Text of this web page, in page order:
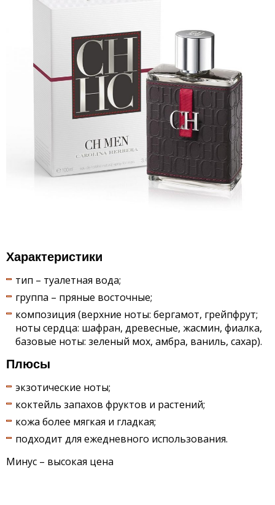
Характеристики
тип – туалетная вода;
группа – пряные восточные;
композиция (верхние ноты: бергамот, грейпфрут;
ноты сердца: шафран, древесные, жасмин, фиалка,
базовые ноты: зеленый мох, амбра, ваниль, сахар).
Плюсы
экзотические ноты;
коктейль запахов фруктов и растений;
кожа более мягкая и гладкая;
подходит для ежедневного использования.
Минус – высокая цена